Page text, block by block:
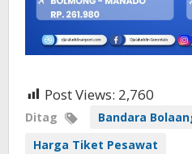
Post Views: 2,760
Ditag
Bandara
Harga Tiket Pesawat